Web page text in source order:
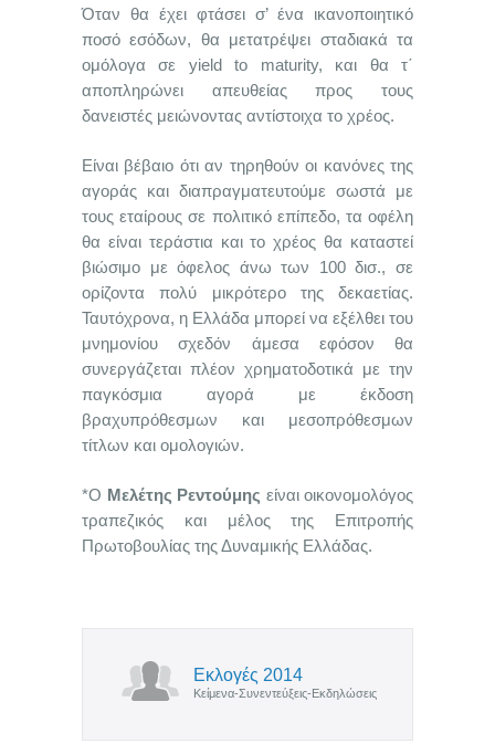
Όταν θα έχει φτάσει σ’ ένα ικανοποιητικό
ποσό εσόδων, θα μετατρέψει σταδιακά τα
ομόλογα σε yield to maturity, και θα τ΄
αποπληρώνει απευθείας προς τους
δανειστές μειώνοντας αντίστοιχα το χρέος.
Είναι βέβαιο ότι αν τηρηθούν οι κανόνες της
αγοράς και διαπραγματευτούμε σωστά με
τους εταίρους σε πολιτικό επίπεδο, τα οφέλη
θα είναι τεράστια και το χρέος θα καταστεί
βιώσιμο με όφελος άνω των 100 δισ., σε
ορίζοντα πολύ μικρότερο της δεκαετίας.
Ταυτόχρονα, η Ελλάδα μπορεί να εξέλθει του
μνημονίου σχεδόν άμεσα εφόσον θα
συνεργάζεται πλέον χρηματοδοτικά με την
παγκόσμια αγορά με έκδοση
βραχυπρόθεσμων και μεσοπρόθεσμων
τίτλων και ομολογιών.
*Ο Μελέτης Ρεντούμης είναι οικονομολόγος
τραπεζικός και μέλος της Επιτροπής
Πρωτοβουλίας της Δυναμικής Ελλάδας.
Εκλογές 2014
Κείμενα-Συνεντεύξεις-Εκδηλώσεις